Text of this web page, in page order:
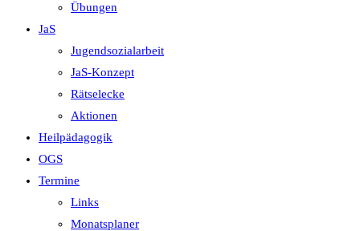
Übungen
JaS
Jugendsozialarbeit
JaS-Konzept
Rätselecke
Aktionen
Heilpädagogik
OGS
Termine
Links
Monatsplaner